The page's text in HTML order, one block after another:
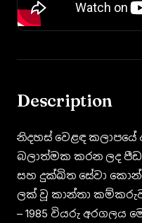
Description
නිදහස් වෙළඳ
බලාත්මක කරන ලද
සහ දුක්ඛිත සේවා
ලක් වූ කාන්තා
– 1985 වියරු අරගලය